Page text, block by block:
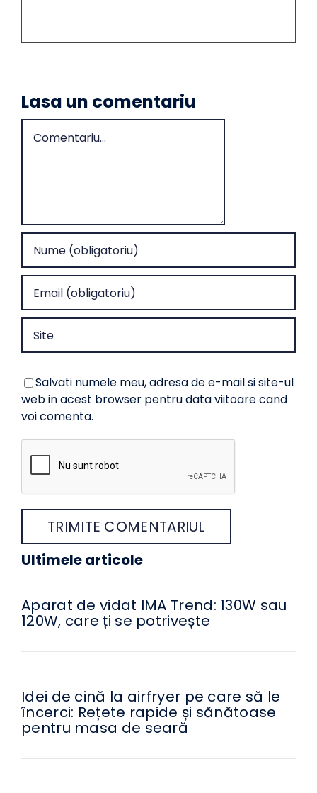
Lasa un comentariu
Salvati numele meu, adresa de e-mail si site-ul
web in acest browser pentru data viitoare cand
voi comenta.
Ultimele articole
Aparat de vidat IMA Trend: 130W sau
120W, care ți se potrivește
Idei de cină la airfryer pe care să le
încerci: Rețete rapide și sănătoase
pentru masa de seară